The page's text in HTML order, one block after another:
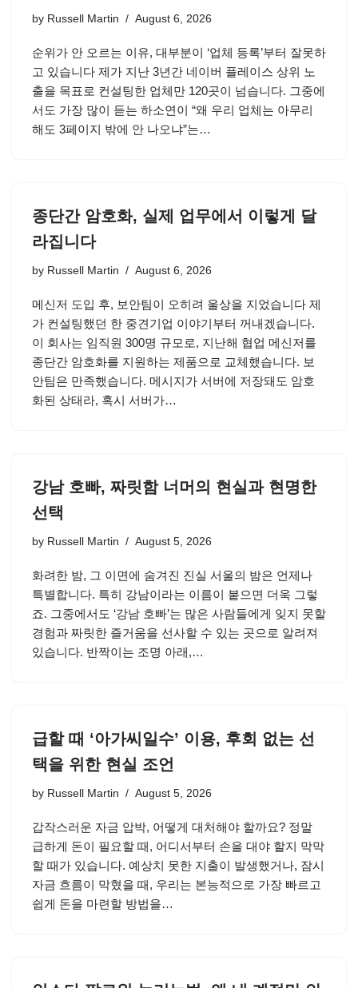
by Russell Martin August 6, 2026
순위가 안 오르는 이유, 대부분이 ‘업체 등록’부터 잘못하
고 있습니다 제가 지난 3년간 네이버 플레이스 상위 노
출을 목표로 컨설팅한 업체만 120곳이 넘습니다. 그중에
서도 가장 많이 듣는 하소연이 “왜 우리 업체는 아무리
해도 3페이지 밖에 안 나오냐”는…
종단간 암호화, 실제 업무에서 이렇게 달
라집니다
by Russell Martin August 6, 2026
메신저 도입 후, 보안팀이 오히려 울상을 지었습니다 제
가 컨설팅했던 한 중견기업 이야기부터 꺼내겠습니다.
이 회사는 임직원 300명 규모로, 지난해 협업 메신저를
종단간 암호화를 지원하는 제품으로 교체했습니다. 보
안팀은 만족했습니다. 메시지가 서버에 저장돼도 암호
화된 상태라, 혹시 서버가…
강남 호빠, 짜릿함 너머의 현실과 현명한
선택
by Russell Martin August 5, 2026
화려한 밤, 그 이면에 숨겨진 진실 서울의 밤은 언제나
특별합니다. 특히 강남이라는 이름이 붙으면 더욱 그렇
죠. 그중에서도 ‘강남 호빠’는 많은 사람들에게 잊지 못할
경험과 짜릿한 즐거움을 선사할 수 있는 곳으로 알려져
있습니다. 반짝이는 조명 아래,…
급할 때 ‘아가씨일수’ 이용, 후회 없는 선
택을 위한 현실 조언
by Russell Martin August 5, 2026
갑작스러운 자금 압박, 어떻게 대처해야 할까요? 정말
급하게 돈이 필요할 때, 어디서부터 손을 대야 할지 막막
할 때가 있습니다. 예상치 못한 지출이 발생했거나, 잠시
자금 흐름이 막혔을 때, 우리는 본능적으로 가장 빠르고
쉽게 돈을 마련할 방법을…